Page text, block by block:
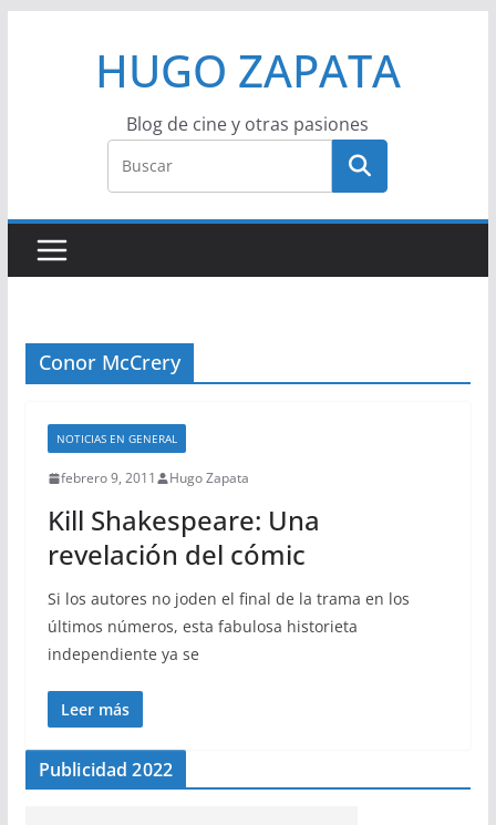
HUGO ZAPATA
Blog de cine y otras pasiones
Conor McCrery
NOTICIAS EN GENERAL
febrero 9, 2011 Hugo Zapata
Kill Shakespeare: Una
revelación del cómic
Si los autores no joden el final de la trama en los
últimos números, esta fabulosa historieta
independiente ya se
Leer más
Publicidad 2022